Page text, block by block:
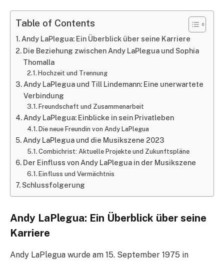
Table of Contents
Andy LaPlegua: Ein Überblick über seine Karriere
Die Beziehung zwischen Andy LaPlegua und Sophia
Thomalla
Hochzeit und Trennung
Andy LaPlegua und Till Lindemann: Eine unerwartete
Verbindung
Freundschaft und Zusammenarbeit
Andy LaPlegua: Einblicke in sein Privatleben
Die neue Freundin von Andy LaPlegua
Andy LaPlegua und die Musikszene 2023
Combichrist: Aktuelle Projekte und Zukunftspläne
Der Einfluss von Andy LaPlegua in der Musikszene
Einfluss und Vermächtnis
Schlussfolgerung
Andy LaPlegua: Ein Überblick über seine
Karriere
Andy LaPlegua wurde am 15. September 1975 in